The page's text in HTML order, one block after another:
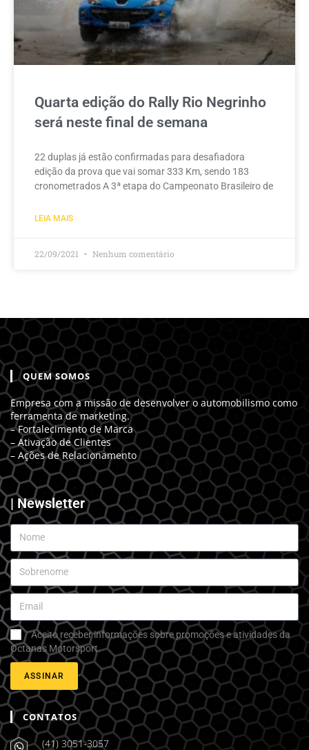
Quarta edição do Rally Rio Negrinho
será neste final de semana
22 duplas já estão confirmadas para desafiadora
edição da prova que vai somar 333 Km, sendo 183
cronometrados A 3ª etapa do Campeonato Brasileiro de
LEIA MAIS
22/09/2021 Nenhum comentário
QUEM SOMOS
Empresa com a missão de desenvolver o automobilismo como
ferramenta de marketing.
– Fortalecimento de Marca
– Ativação de Clientes
– Ações de Relacionamento
| Newsletter
Aceito receber informações sobre promoções e atividades da
Octanas Motorsport.
ASSINAR
CONTATOS
(41) 3051-3057